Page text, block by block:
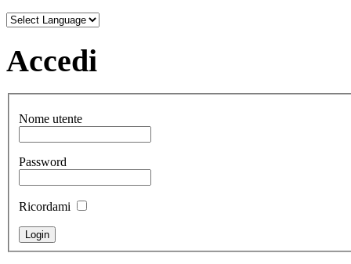
Accedi
Nome utente
Password
Ricordami